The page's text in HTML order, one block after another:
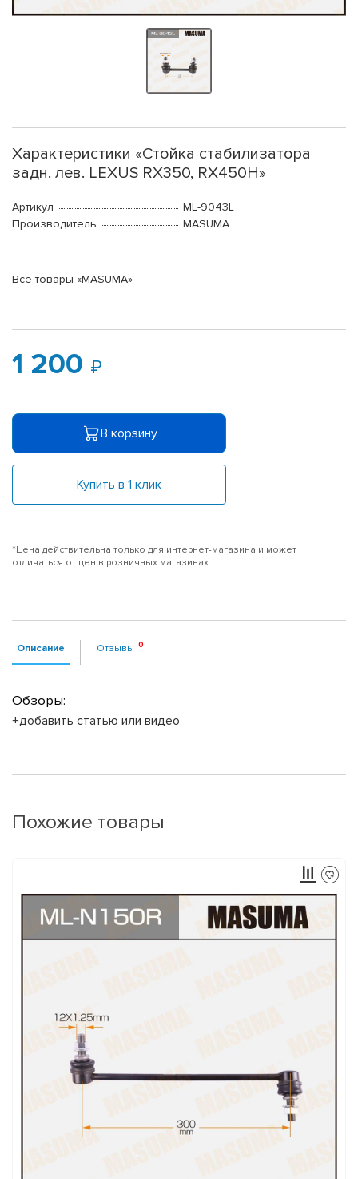
Характеристики «Стойка стабилизатора
задн. лев. LEXUS RX350, RX450H»
Артикул
ML-9043L
Производитель
MASUMA
Все товары «MASUMA»
1 200
В корзину
Купить в 1 клик
*Цена действительна только для интернет-магазина и может
отличаться от цен в розничных магазинах
Описание Отзывы
Обзоры:
+добавить статью или видео
Похожие товары